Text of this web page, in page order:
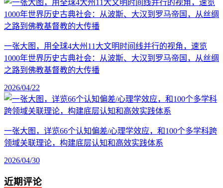
一张大图，用全球4大州11大文明时间线并行的视角，速览
1000年世界历史古典社会：从波斯、大汉到罗马帝国，从丝绸
之路到佛教基督教的大传播
2026/04/22
一张大图，详览66个认知偏差/心理学效应，和100个多学科跨
领域关联理论，构建底层认知和高效实践体系
2026/04/30
近期评论